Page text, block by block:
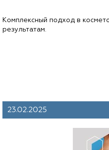
Комплексный подход в
результатам.
23.02.2025